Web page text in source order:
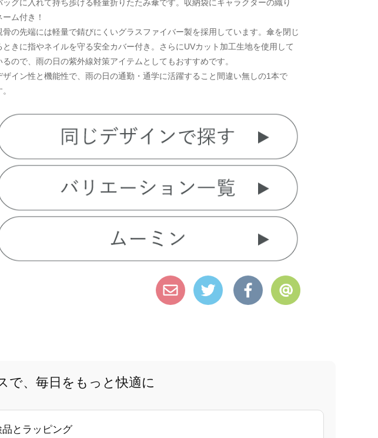
ッグに入れて持ち歩ける軽量折りたたみ傘です。収納袋にキャラクターの織り
ーム付き！
骨の先端には軽量で錆びにくいグラスファイバー製を採用しています。傘を閉じ
ときに指やネイルを守る安全カバー付き。さらにUVカット加工生地を使用して
るので、雨の日の紫外線対策アイテムとしてもおすすめです。
ザイン性と機能性で、雨の日の通勤・通学に活躍すること間違い無しの1本で
で、毎日をもっと快適に
とラッピング